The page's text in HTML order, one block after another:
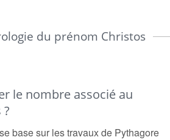
du prénom Christos
le nombre associé au
base sur les travaux de Pythagore